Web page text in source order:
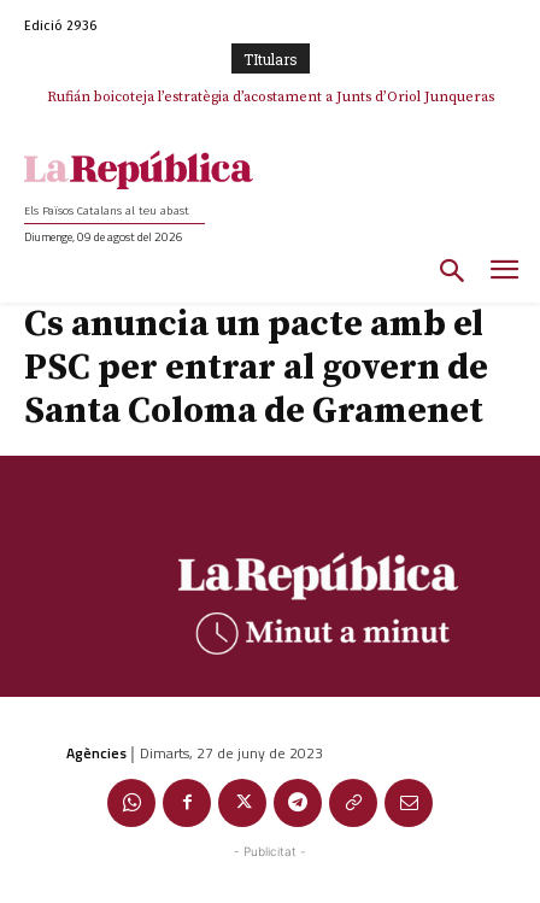
Edició 2936
TItulars
Rufián boicoteja l’estratègia d’acostament a Junts d’Oriol Junqueras
Rufián dinamita la unitat independentista amb un atac frontal al retorn
Els Països Catalans al teu abast
Diumenge, 09 de agost del 2026
Cs anuncia un pacte amb el
PSC per entrar al govern de
Santa Coloma de Gramenet
Agències | Dimarts, 27 de juny de 2023
- Publicitat -